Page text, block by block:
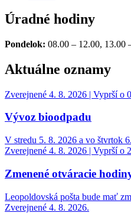
Úradné hodiny
Pondelok: 08.00 – 12.00, 13.00
Aktuálne oznamy
Zverejnené 4. 8. 2026 | Vyprší o
Vývoz bioodpadu
V stredu 5. 8. 2026 a vo štvrtok
Zverejnené 4. 8. 2026 | Vyprší o
Zmenené otváracie
Leopoldovská pošta bude mať
Zverejnené 4. 8. 2026.